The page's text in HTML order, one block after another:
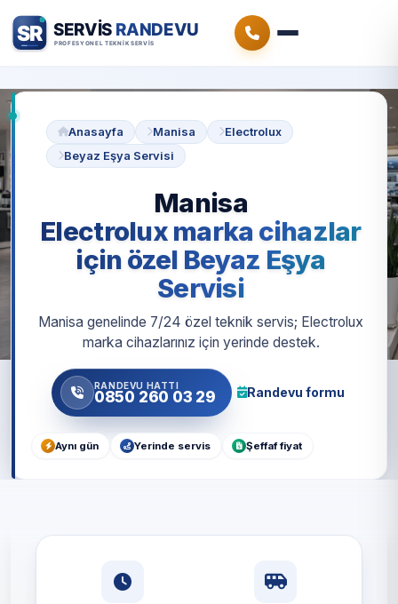
Anasayfa Manisa
Electrolux
Beyaz Eşya Servisi
Manisa
Electrolux marka cihazlar
için özel Beyaz Eşya
Servisi
Manisa genelinde 7/24 özel teknik servis; Electrolux
marka cihazlarınız için yerinde destek.
RANDEVU HATTI
0850 260 03 29 Randevu formu
Aynı gün Yerinde servis Şeffaf fiyat